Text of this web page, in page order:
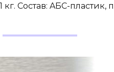
Состав: AБС-